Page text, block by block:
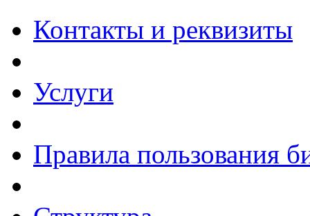
Контакты и реквизиты
Услуги
Правила пользования